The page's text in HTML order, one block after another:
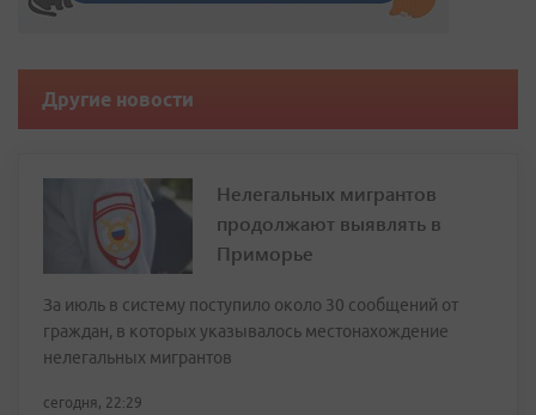
Другие новости
Нелегальных мигрантов
продолжают выявлять в
Приморье
За июль в систему поступило около 30 сообщений от
граждан, в которых указывалось местонахождение
нелегальных мигрантов
сегодня, 22:29